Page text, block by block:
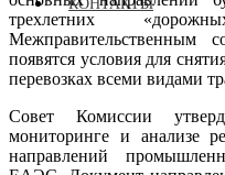
КОНТАКТЫ
трехлетних
Межправительственным
появятся условия для
перевозках всеми видами
Совет Комиссии
мониторинге и анализе
направлений